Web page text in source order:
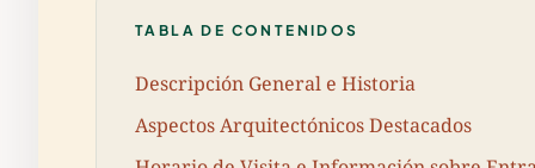
TABLA DE CONTENIDOS
Descripción General e Historia
Aspectos Arquitectónicos Destacados